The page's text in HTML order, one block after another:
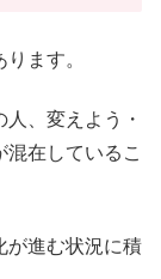
ます。
、変えよう・
在しているこ
が進む状況に積